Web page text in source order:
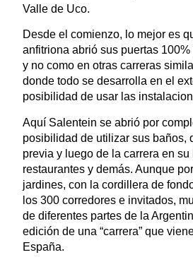
Valle de Uco.
Desde el comienzo, lo mejor es
anfitriona abrió sus puertas
y no como en otras carreras
donde todo se desarrolla en el
posibilidad de usar las
Aquí Salentein se abrió por
posibilidad de utilizar sus baños,
previa y luego de la carrera en su
restaurantes y demás. Aunque
jardines, con la cordillera de
los 300 corredores e invitados,
de diferentes partes de la
edición de una “carrera” que
España.